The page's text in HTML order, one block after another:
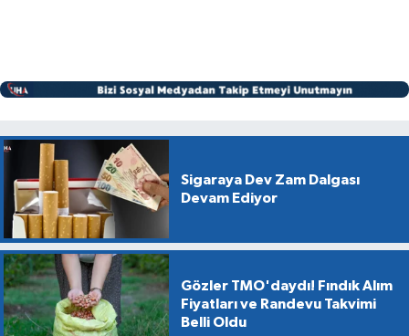
Sigaraya Dev Zam Dalgası
Devam Ediyor
Gözler TMO'daydı! Fındık Alım
Fiyatları ve Randevu Takvimi
Belli Oldu